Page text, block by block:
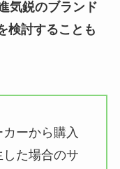
気鋭のブランド
検討することも
ーから購入
た場合のサ